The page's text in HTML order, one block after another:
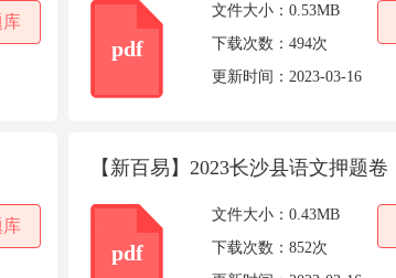
库
pdf
文件大小： 0.53MB
下载次数： 494次
更新时间： 2023-03-16
库
【新百易】2023长沙县语文押题卷
pdf
文件大小： 0.43MB
下载次数： 852次